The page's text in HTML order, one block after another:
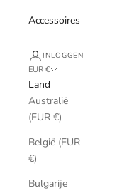
Accessoires
INLOGGEN
EUR €
Land
Australië
(EUR €)
België (EUR
€)
Bulgarije